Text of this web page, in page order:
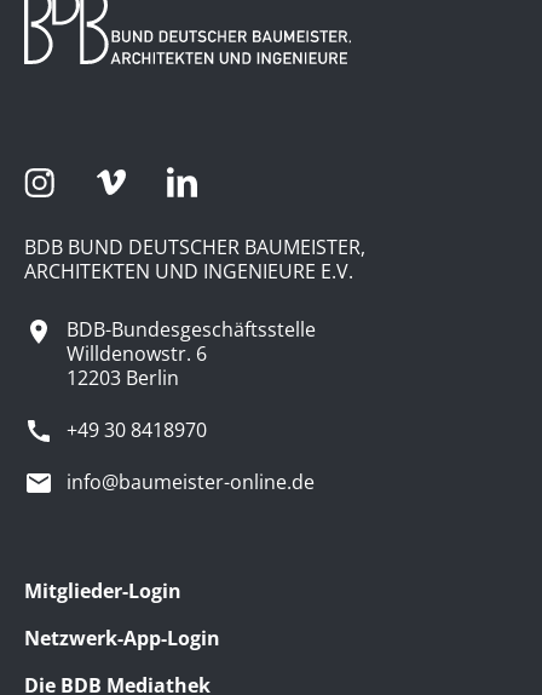
BDB BUND DEUTSCHER BAUMEISTER,
ARCHITEKTEN UND INGENIEURE E.V.
BDB-Bundesgeschäftsstelle
Willdenowstr. 6
12203 Berlin
+49 30 8418970
info@baumeister-online.de
Mitglieder-Login
Netzwerk-App-Login
Die BDB Mediathek